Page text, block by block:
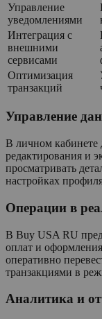
Управление
уведомлениями
Интеграция с
внешними
сервисами
Оптимизация
транзакций
Управление
В личном кабинете
редактирования и
просматривать
настройках
Операции в
В Buy USA RU
оплат и
оперативно
транзакциями в
Аналитика и